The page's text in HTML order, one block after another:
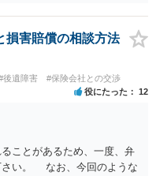
るイメージなので頼むのも
そうかもしれませんし、交
法律事務所も多いように思
討してみるとよいかもしれ
いるので、法律事務所に問
損害賠償の相談方法
後遺障害 #保険会社との交渉
役にたった 12
ことがあるため、一度、弁
さい。 なお、今回のような